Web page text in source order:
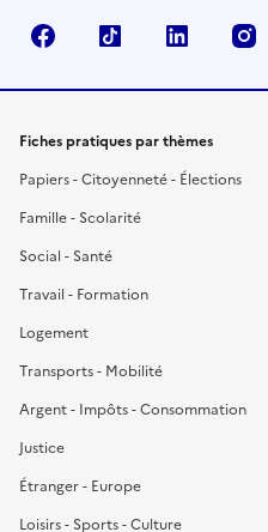
FacebookTikTok LinkedIn
Fiches pratiques par thèmes
Papiers - Citoyenneté - Élections
Famille - Scolarité
Social - Santé
Travail - Formation
Logement
Transports - Mobilité
Argent - Impôts - Consommation
Justice
Étranger - Europe
Loisirs - Sports - Culture